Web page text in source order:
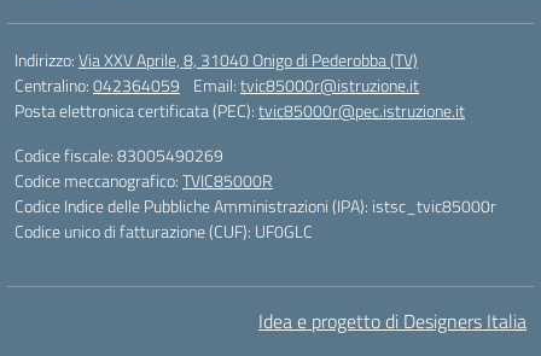
Indirizzo:Via XXV Aprile, 8, 31040 Onigo di Pederobba (TV)
Centralino:042364059 Email:tvic85000r@istruzione.it
Posta elettronica certificata (PEC):tvic85000r@pec.istruzione.it
Codice fiscale: 83005490269
Codice meccanografico:TVIC85000R
Codice Indice delle Pubbliche Amministrazioni (IPA): istsc_tvic85000r
Codice unico di fatturazione (CUF): UF0GLC
Idea e progetto di Designers Italia